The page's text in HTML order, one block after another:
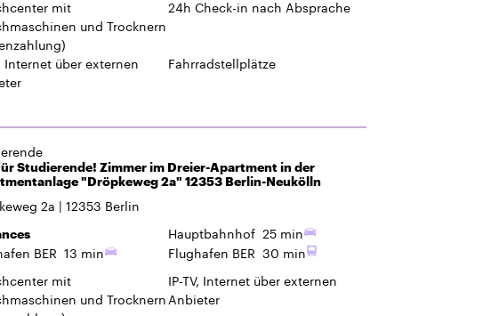
mit
und Trocknern
24h Check-in nach Absprache
Internet über externen
Fahrradstellplätze
Studierende! Zimmer im Dreier-Apartment in der
"Dröpkeweg 2a" 12353 Berlin-Neukölln
2a 12353 Berlin
Hauptbahnhof 25 min
BER 13 min Flughafen BER 30 min
mit
und Trocknern
IP-TV, Internet über externen
Anbieter